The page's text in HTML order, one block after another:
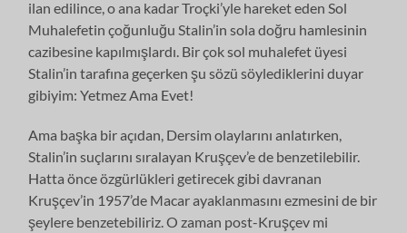
ilan edilince, o ana kadar Troçki’yle hareket eden Sol
Muhalefetin çoğunluğu Stalin’in sola doğru hamlesinin
cazibesine kapılmışlardı. Bir çok sol muhalefet üyesi
Stalin’in tarafına geçerken şu sözü söylediklerini duyar
gibiyim: Yetmez Ama Evet!
Ama başka bir açıdan, Dersim olaylarını anlatırken,
Stalin’in suçlarını sıralayan Kruşçev’e de benzetilebilir.
Hatta önce özgürlükleri getirecek gibi davranan
Kruşçev’in 1957’de Macar ayaklanmasını ezmesini de bir
şeylere benzetebiliriz. O zaman post-Kruşçev mi